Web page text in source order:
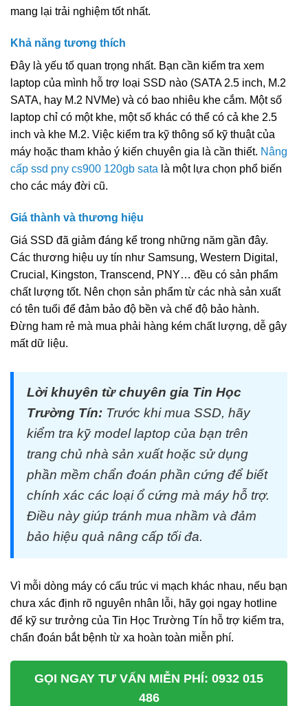
mang lại trải nghiệm tốt nhất.
Khả năng tương thích
Đây là yếu tố quan trọng nhất. Bạn cần kiểm tra xem
laptop của mình hỗ trợ loại SSD nào (SATA 2.5 inch, M.2
SATA, hay M.2 NVMe) và có bao nhiêu khe cắm. Một số
laptop chỉ có một khe, một số khác có thể có cả khe 2.5
inch và khe M.2. Việc kiểm tra kỹ thông số kỹ thuật của
máy hoặc tham khảo ý kiến chuyên gia là cần thiết. Nâng
cấp ssd pny cs900 120gb sata là một lựa chọn phổ biến
cho các máy đời cũ.
Giá thành và thương hiệu
Giá SSD đã giảm đáng kể trong những năm gần đây.
Các thương hiệu uy tín như Samsung, Western Digital,
Crucial, Kingston, Transcend, PNY… đều có sản phẩm
chất lượng tốt. Nên chọn sản phẩm từ các nhà sản xuất
có tên tuổi để đảm bảo độ bền và chế độ bảo hành.
Đừng ham rẻ mà mua phải hàng kém chất lượng, dễ gây
mất dữ liệu.
Lời khuyên từ chuyên gia Tin Học
Trường Tín: Trước khi mua SSD, hãy
kiểm tra kỹ model laptop của bạn trên
trang chủ nhà sản xuất hoặc sử dụng
phần mềm chẩn đoán phần cứng để biết
chính xác các loại ổ cứng mà máy hỗ trợ.
Điều này giúp tránh mua nhầm và đảm
bảo hiệu quả nâng cấp tối đa.
Vì mỗi dòng máy có cấu trúc vi mạch khác nhau, nếu bạn
chưa xác định rõ nguyên nhân lỗi, hãy gọi ngay hotline
để kỹ sư trưởng của Tin Học Trường Tín hỗ trợ kiểm tra,
chẩn đoán bắt bệnh từ xa hoàn toàn miễn phí.
GỌI NGAY TƯ VẤN MIỄN PHÍ: 0932 015
486